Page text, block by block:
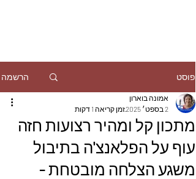
פוסט הרשמה
מתכון קל ומהיר רצועות חזה
עוף על הפלאנצ'ה בתיבול
משגע הצלחה מובטחת -
אמונה בוארון
2 בספט׳ 2025
זמן קריאה 1 דקות